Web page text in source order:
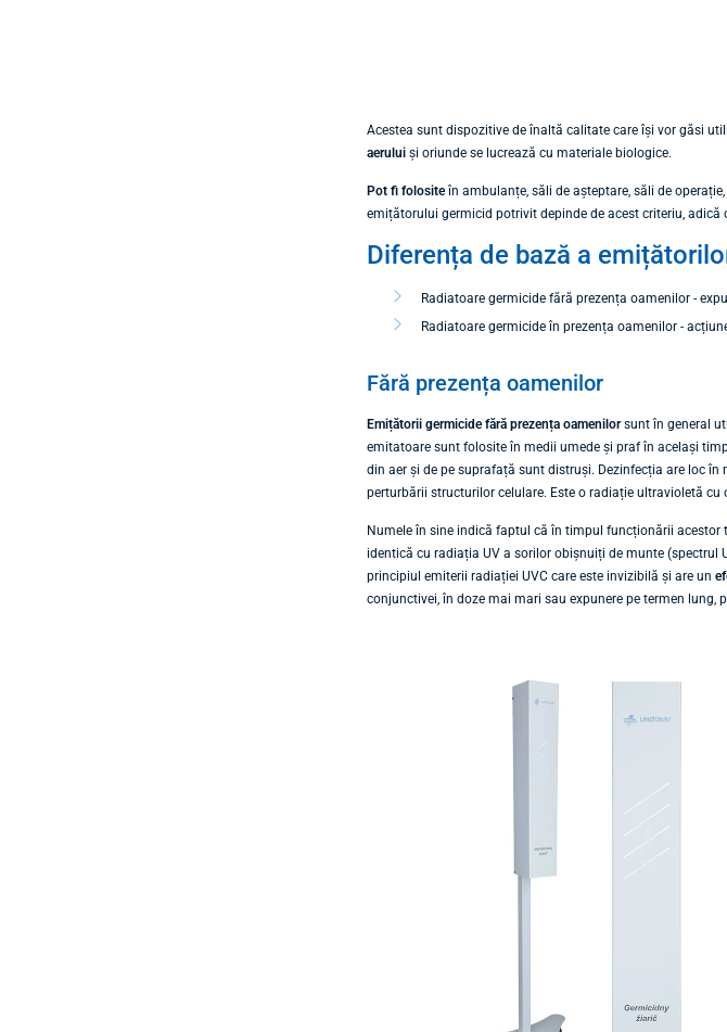
Acestea sunt dispozitive de înaltă calitate care își vor găsi
aerului și oriunde se lucrează cu materiale biologice.
Pot fi folositeîn ambulanțe, săli de așteptare, săli de
emițătorului germicid potrivit depinde de acest criteriu,
Diferența de bază a
Radiatoare germicide fără prezența oamenilor -
Radiatoare germicide în prezența oamenilor -
Fără prezența oamenilor
Emițătorii germicide fără prezența oamenilorsunt în general
emitatoare sunt folosite în medii umede și praf în același
din aer și de pe suprafață sunt distruși. Dezinfecția are loc
perturbării structurilor celulare. Este o radiație ultravioletă cu
Numele în sine indică faptul că în timpul funcționării
identică cu radiația UV a sorilor obișnuiți de munte (spectrul
principiul emiterii radiației UVC care este invizibilă și are un
conjunctivei, în doze mai mari sau expunere pe termen lung,